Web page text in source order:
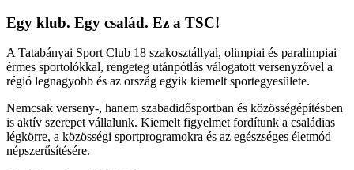
Egy klub. Egy család. Ez a TSC!
A Tatabányai Sport Club 18 szakosztállyal, olimpiai és paralimpiai
érmes sportolókkal, rengeteg utánpótlás válogatott versenyzővel a
régió legnagyobb és az ország egyik kiemelt sportegyesülete.
Nemcsak verseny-, hanem szabadidősportban és közösségépítésben
is aktív szerepet vállalunk. Kiemelt figyelmet fordítunk a családias
légkörre, a közösségi sportprogramokra és az egészséges életmód
népszerűsítésére.